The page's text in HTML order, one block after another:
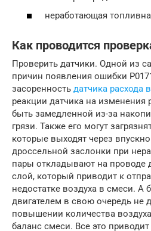
неработающая
Как проводится
Проверить датчики. Одной из
причин появления ошибки
засоренность датчика расхода
реакции датчика на изменения
быть замедленной из-за
грязи. Также его могут
которые выходят через
дроссельной заслонки при
пары откладывают на проводе
слой, который приводит к
недостатке воздуха в смеси. А
двигателем в свою очередь не
повышении количества
баланс смеси. Все это